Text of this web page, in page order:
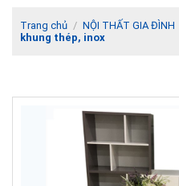
Trang chủ / NỘI THẤT GIA ĐÌNH
khung thép, inox